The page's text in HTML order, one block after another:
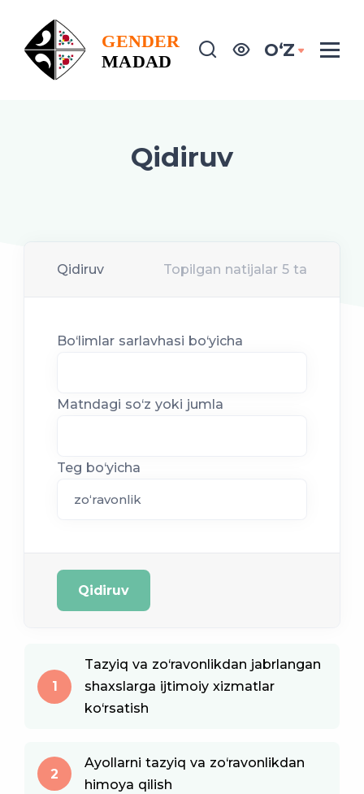
OʻZ
Qidiruv
Qidiruv Topilgan natijalar 5 ta
Bo‘limlar sarlavhasi bo‘yicha
Matndagi so‘z yoki jumla
Teg bo‘yicha
Qidiruv
1
Tazyiq va zo‘ravonlikdan jabrlangan
shaxslarga ijtimoiy xizmatlar
ko‘rsatish
2
Ayollarni tazyiq va zo‘ravonlikdan
himoya qilish